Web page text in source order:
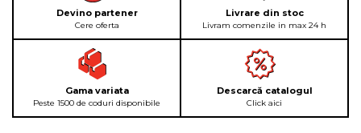
Devino partener
Cere oferta
Livrare din stoc
Livram comenzile in max 24 h
Gama variata
Peste 1500 de coduri disponibile
Descarcă catalogul
Click aici